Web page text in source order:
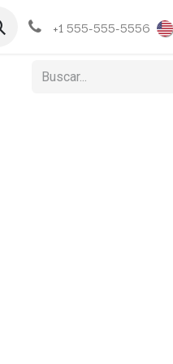
+1 555-555-5556